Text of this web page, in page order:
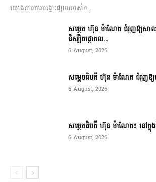
យោងតាមការបង្ហោះផ្សាយរបស់ក...
សម្តេច ហ៊ុន ម៉ាណែត ជំរុញឱ្យសា
និស្សិតផ្តោតល...
6 August, 2026
សម្តេចធិបតី ហ៊ុន ម៉ាណែត ជំរុញឱ្យ
6 August, 2026
សម្តេចធិបតី ហ៊ុន ម៉ាណែត៖ នៅក្នុ
6 August, 2026